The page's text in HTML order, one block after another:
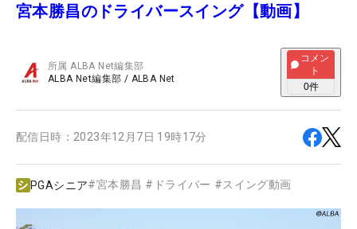
宮本勝昌のドライバースイング【動画】
所属ALBA Net編集部
ALBA Net編集部 / ALBA Net
コメン
ト
0件
配信日時： 2023年12月7日 19時17分
PGAシニア#宮本勝昌 # ドライバー #スイング動画